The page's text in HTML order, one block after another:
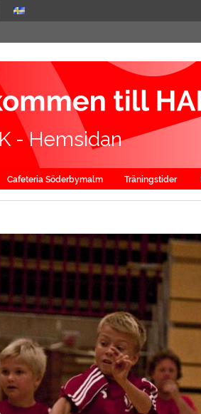
- Hemsidan
Cafeteria Söderbymalm Träningstider